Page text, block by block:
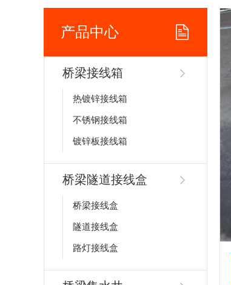
产品中心
桥梁接线箱
热镀锌接线箱
不锈钢接线箱
镀锌板接线箱
桥梁隧道接线盒
桥梁接线盒
隧道接线盒
路灯接线盒